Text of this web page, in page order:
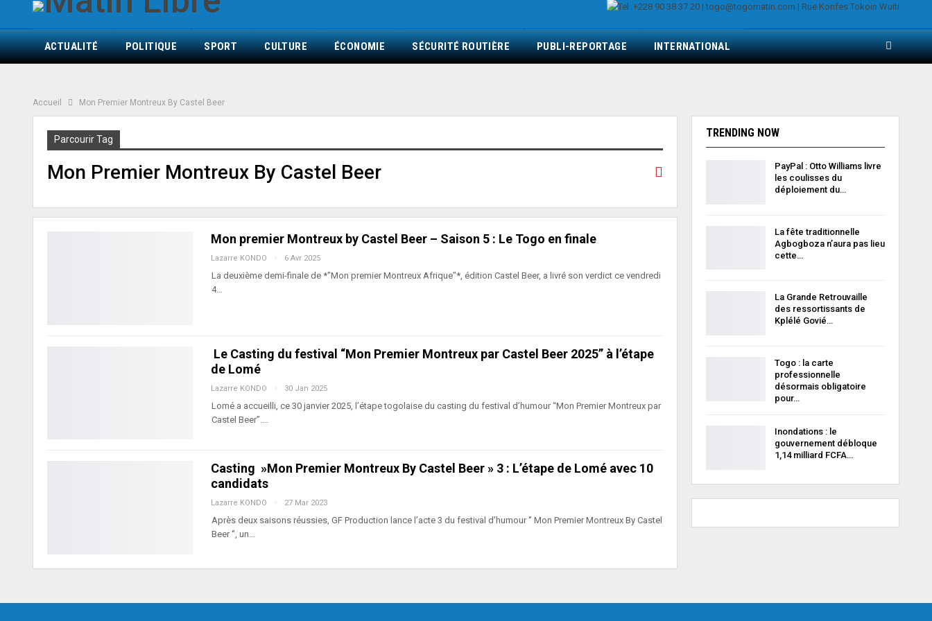
ACTUALITÉ POLITIQUE SPORT CULTURE ÉCONOMIE SÉCURITÉ ROUTIÈRE PUBLI-REPORTAGE INTERNATIONAL
Accueil Mon Premier Montreux By Castel Beer
Parcourir Tag
Mon Premier Montreux By Castel Beer
Mon premier Montreux by Castel Beer – Saison 5 : Le Togo en finale
Lazarre KONDO 6 Avr 2025
La deuxième demi-finale de *"Mon premier Montreux Afrique"*, édition Castel Beer, a livré son verdict ce vendredi
4…
Le Casting du festival “Mon Premier Montreux par Castel Beer 2025” à l’étape
de Lomé
Lazarre KONDO 30 Jan 2025
Lomé a accueilli, ce 30 janvier 2025, l’étape togolaise du casting du festival d’humour “Mon Premier Montreux par
Castel Beer”.…
Casting »Mon Premier Montreux By Castel Beer » 3 : L’étape de Lomé avec 10
candidats
Lazarre KONDO 27 Mar 2023
Après deux saisons réussies, GF Production lance l’acte 3 du festival d’humour ‘’ Mon Premier Montreux By Castel
Beer ‘’, un…
TRENDING NOW
PayPal : Otto Williams livre
les coulisses du
déploiement du…
La fête traditionnelle
Agbogboza n’aura pas lieu
cette…
La Grande Retrouvaille
des ressortissants de
Kplélé Govié…
Togo : la carte
professionnelle
désormais obligatoire
pour…
Inondations : le
gouvernement débloque
1,14 milliard FCFA…